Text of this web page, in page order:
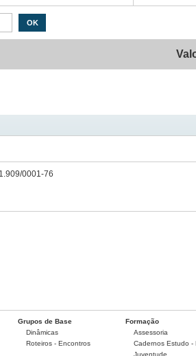
0001-76
Grupos de Base
Dinâmicas
Roteiros - Encontros
Formação
Assessoria
Cadernos Estudo -
Juventude